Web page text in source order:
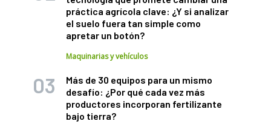
práctica agrícola clave: ¿Y si analizar
el suelo fuera tan simple como
apretar un botón?
Maquinarias y vehículos
Más de 30 equipos para un mismo
desafío: ¿Por qué cada vez más
productores incorporan fertilizante
bajo tierra?